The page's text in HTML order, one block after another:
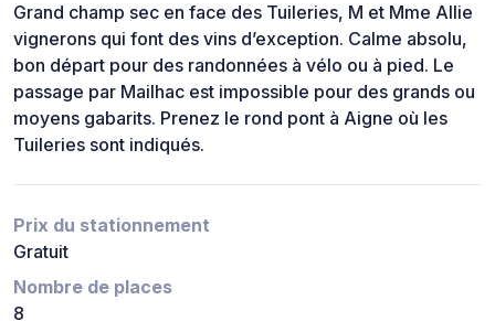
Grand champ sec en face des Tuileries, M et Mme Allie
vignerons qui font des vins d’exception. Calme absolu,
bon départ pour des randonnées à vélo ou à pied. Le
passage par Mailhac est impossible pour des grands ou
moyens gabarits. Prenez le rond pont à Aigne où les
Tuileries sont indiqués.
Prix du stationnement
Gratuit
Nombre de places
8